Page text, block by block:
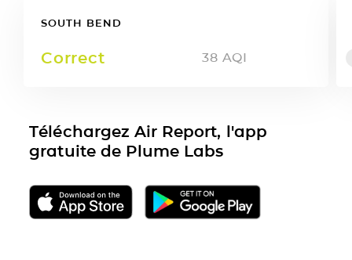
SOUTH BEND
Correct 38 AQI
Téléchargez Air Report, l'app
gratuite de Plume Labs